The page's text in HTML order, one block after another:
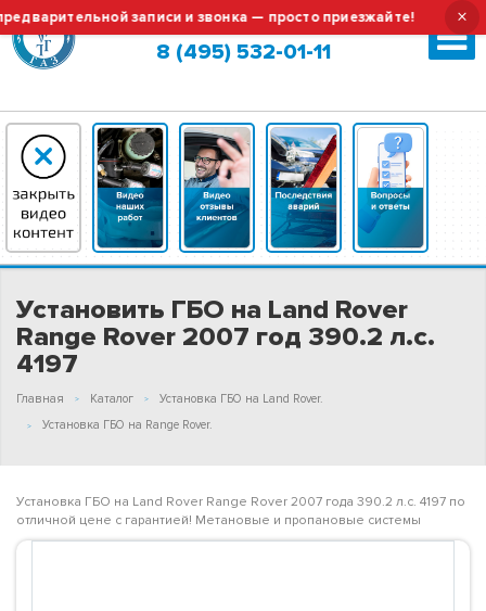
записи и звонка — просто приезжайте! ×
Москва (сменить город?)
8 (495) 532-01-11
Установить ГБО на Land Rover
Range Rover 2007 год 390.2 л.с.
4197
Главная Каталог
Установка ГБО на Land Rover.
Установка ГБО на Range Rover.
Установка ГБО на Land Rover Range Rover 2007 года 390.2 л.с. 4197 по
отличной цене с гарантией! Метановые и пропановые системы